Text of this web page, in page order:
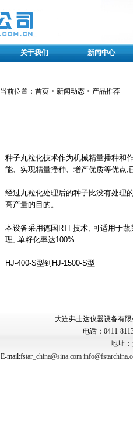
关于我们 新闻中心
当前位置：首页 > 新闻动态 > 产品推荐
种子丸粒化技术作为机械精量播种和
能、实现精量播种、增产优质等优点,
经过丸粒化处理后的种子比没有处理
高产量的目的。
本设备采用德国 RTF技术, 可适用于蔬
理, 单籽化率达100%.
HJ-400-S型到 HJ-1500-S型
大连弗士达仪器设备有限
电话：0411-
地址
E-mail:fstar_china@sina.com